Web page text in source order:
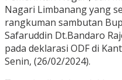
Nagari Limbanang yang
rangkuman sambutan
Safaruddin Dt.Bandaro
pada deklarasi ODF di
Senin, (26/02/2024).